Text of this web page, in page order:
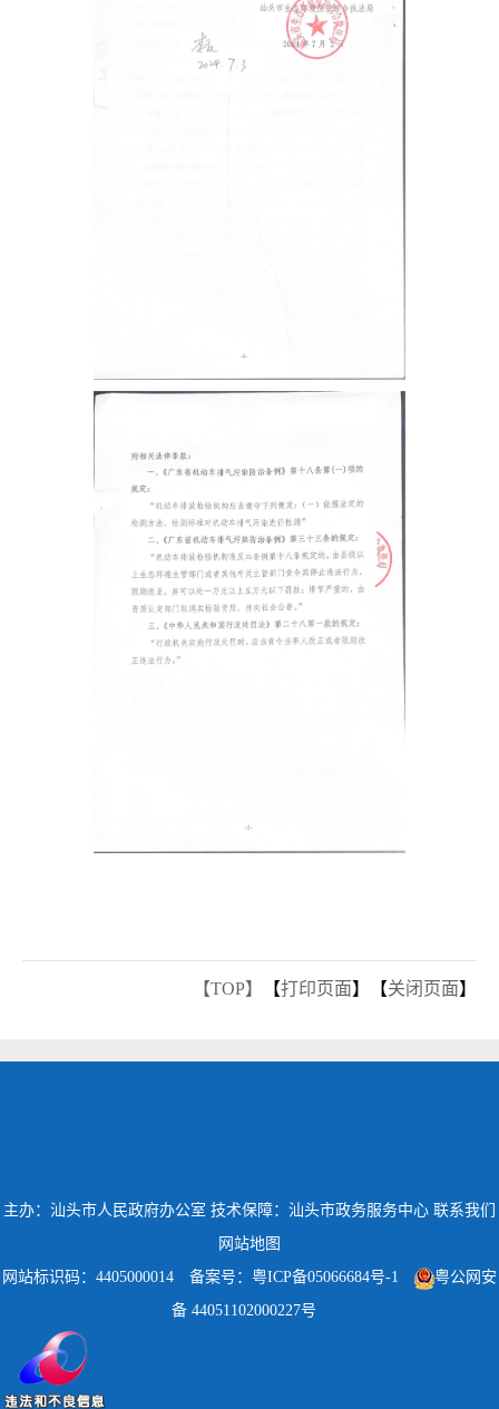
【TOP】 【打印页面】【关闭页面】
主办：汕头市人民政府办公室 技术保障：汕头市政务服务中心 联系我们
网站地图
网站标识码：4405000014
备案号：粤ICP备05066684号-1
粤公网安
备 44051102000227号